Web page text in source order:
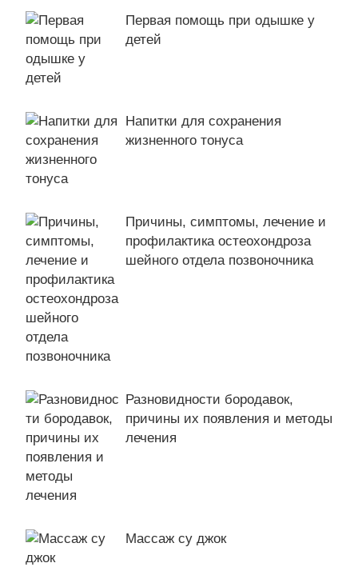
Первая помощь при одышке у
детей
Напитки для сохранения
жизненного тонуса
Причины, симптомы, лечение и
профилактика остеохондроза
шейного отдела позвоночника
Разновидности бородавок,
причины их появления и методы
лечения
Массаж су джок